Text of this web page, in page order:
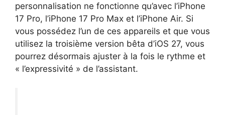
personnalisation ne fonctionne qu’avec l’iPhone
17 Pro, l’iPhone 17 Pro Max et l’iPhone Air. Si
vous possédez l’un de ces appareils et que vous
utilisez la troisième version bêta d’iOS 27, vous
pourrez désormais ajuster à la fois le rythme et
« l’expressivité » de l’assistant.